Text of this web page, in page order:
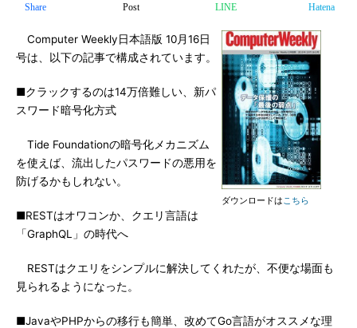
Share Post LINE Hatena
ダウンロードはこちら
Computer Weekly日本語版 10月16日
号は、以下の記事で構成されています。
■クラックするのは14万倍難しい、新パ
スワード暗号化方式
Tide Foundationの暗号化メカニズム
を使えば、流出したパスワードの悪用を
防げるかもしれない。
■RESTはオワコンか、クエリ言語は
「GraphQL」の時代へ
RESTはクエリをシンプルに解決してくれたが、不便な場面も
見られるようになった。
■JavaやPHPからの移行も簡単、改めてGo言語がオススメな理